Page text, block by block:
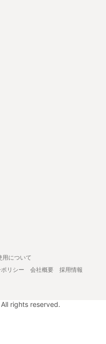
用について
リシー 会社概要
採用情報
rights reserved.